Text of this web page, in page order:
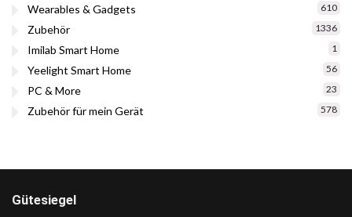
Wearables & Gadgets 610
Zubehör 1336
Imilab Smart Home 1
Yeelight Smart Home 56
PC & More 23
Zubehör für mein Gerät 578
Gütesiegel